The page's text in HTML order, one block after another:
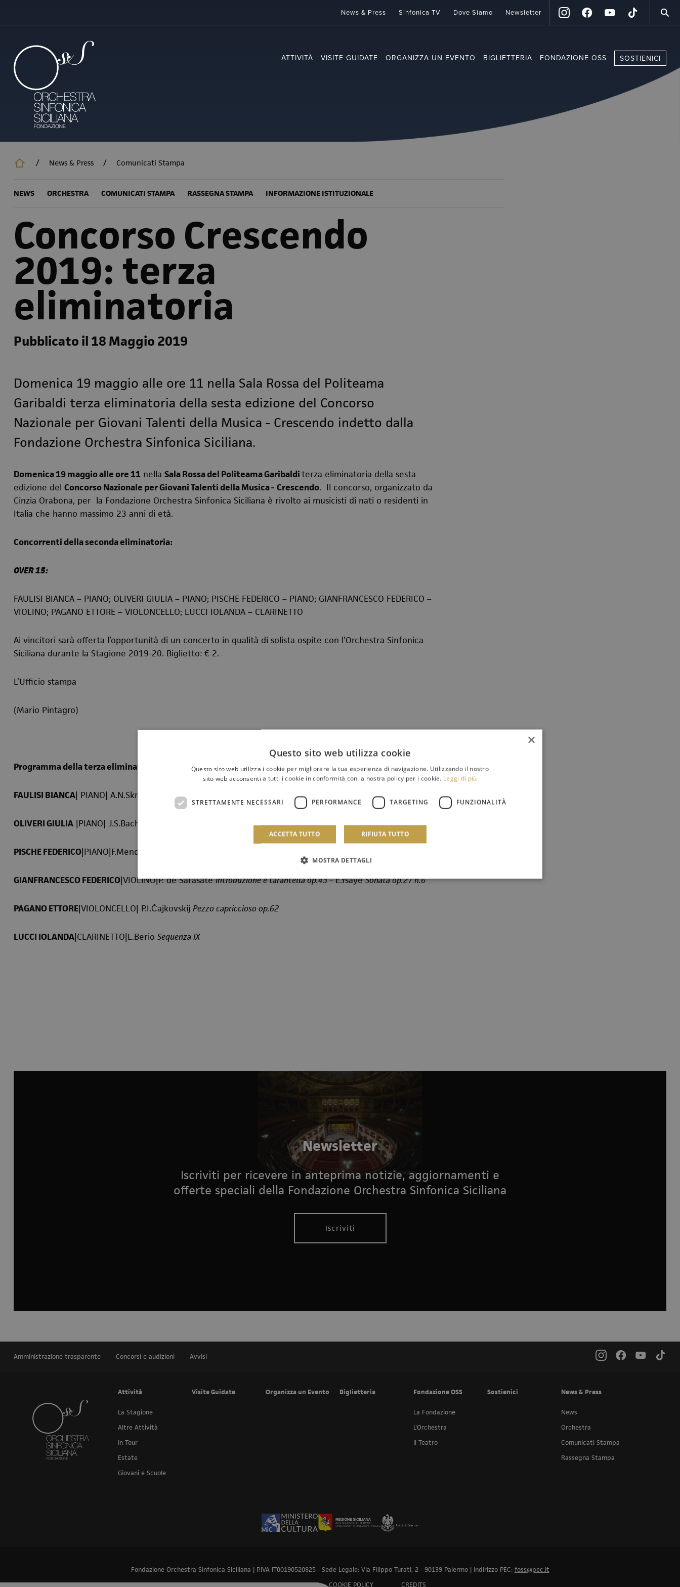
principale
ATTIVITÀ VISITE GUIDATE ORGANIZZA UN EVENTO BIGLIETTERIA FONDAZIONE OSS SOSTIENICI
News & Press Sinfonica TV Dove Siamo Newsletter
/ News & Press / Comunicati Stampa
NEWS ORCHESTRA COMUNICATI STAMPA RASSEGNA STAMPA INFORMAZIONE ISTITUZIONALE
Concorso Crescendo
2019: terza
eliminatoria
Pubblicato il 18 Maggio 2019
Domenica 19 maggio alle ore 11 nella Sala Rossa del Politeama
Garibaldi terza eliminatoria della sesta edizione del Concorso
Nazionale per Giovani Talenti della Musica - Crescendo indetto dalla
Fondazione Orchestra Sinfonica Siciliana.
Domenica 19 maggio alle ore 11nella Sala Rossa del Politeama Garibalditerza eliminatoria della sesta
edizione del Concorso Nazionale per Giovani Talenti della Musica - Crescendo. Il concorso, organizzato da
Cinzia Orabona, per la Fondazione Orchestra Sinfonica Siciliana è rivolto ai musicisti di nati o residenti in
Italia che hanno massimo 23 anni di età.
Concorrenti della seconda eliminatoria:
OVER 15:
FAULISI BIANCA – PIANO; OLIVERI GIULIA – PIANO; PISCHE FEDERICO – PIANO; GIANFRANCESCO FEDERICO –
VIOLINO; PAGANO ETTORE – VIOLONCELLO; LUCCI IOLANDA – CLARINETTO
Ai vincitori sarà offerta l’opportunità di un concerto in qualità di solista ospite con l’Orchestra Sinfonica
Siciliana durante la Stagione 2019-20. Biglietto: € 2.
L’Ufficio stampa
(Mario Pintagro)
Programma della terza eliminatoria
FAULISI BIANCA| PIANO| A.N.Skrijabin Sonata n.2
OLIVERI GIULIA|PIANO| J.S.Bach
PISCHE FEDERICO|PIANO|F.Mendelsshon
GIANFRANCESCO FEDERICO|VIOLINO|P. de SarasateIntroduzione e tarantella op.43- E.YsayeSonata op.27 n.6
PAGANO ETTORE|VIOLONCELLO| P.I.Čajkovskij Pezzo capriccioso op.62
LUCCI IOLANDA|CLARINETTO|L.Berio Sequenza IX
Newsletter
Iscriviti per ricevere in anteprima notizie, aggiornamenti e
offerte speciali della Fondazione Orchestra Sinfonica Siciliana
Iscriviti
Amministrazione trasparente Concorsi e audizioni Avvisi
Attività
La Stagione
Altre Attività
In Tour
Estate
Giovani e Scuole
Visite Guidate Organizza un Evento Biglietteria Fondazione OSS
La Fondazione
L'Orchestra
Il Teatro
Sostienici News & Press
News
Orchestra
Comunicati Stampa
Rassegna Stampa
Fondazione Orchestra Sinfonica Siciliana | P.IVA IT00190520825 - Sede Legale: Via Filippo Turati, 2 - 90139 Palermo | indirizzo PEC: foss@pec.it
PRIVACY POLICY
COOKIE POLICY CREDITS
×
Questo sito web utilizza cookie
Questo sito web utilizza i cookie per migliorare la tua esperienza di navigazione. Utilizzando il nostro
sito web acconsenti a tutti i cookie in conformità con la nostra policy per i cookie. Leggi di più
STRETTAMENTE NECESSARI PERFORMANCE TARGETING FUNZIONALITÀ
ACCETTA TUTTO RIFIUTA TUTTO
MOSTRA DETTAGLI